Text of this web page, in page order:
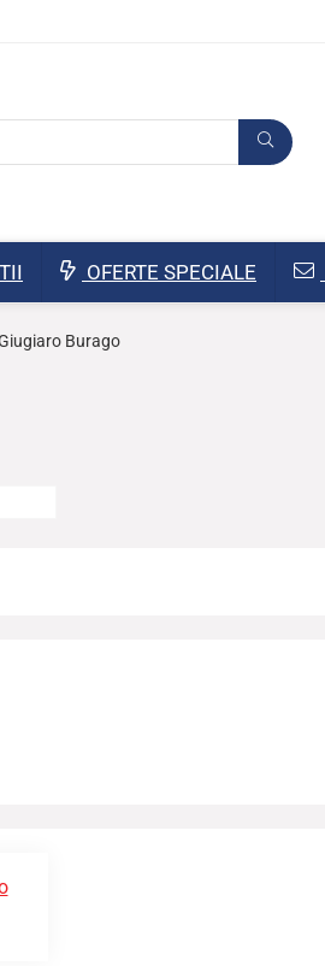
OFERTE SPECIALE
Burago